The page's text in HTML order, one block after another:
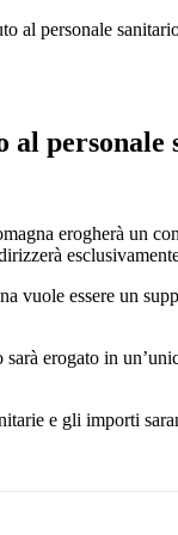
al personale
al personale
erogherà un
vuole essere un
erogato in
e gli importi